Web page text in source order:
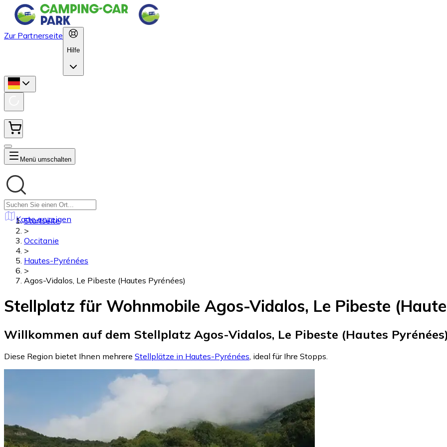
Zur Partnerseite
Hilfe
Menü umschalten
Karte anzeigen
Startseite
>
Occitanie
>
Hautes-Pyrénées
>
Agos-Vidalos, Le Pibeste (Hautes Pyrénées)
Stellplatz für Wohnmobile Agos-Vidalos, Le Pibeste
Willkommen auf dem Stellplatz Agos-Vidalos, Le Pibeste (Hautes
Diese Region bietet Ihnen mehrere Stellplätze in Hautes-Pyrénées, ideal für Ihre Stopps.